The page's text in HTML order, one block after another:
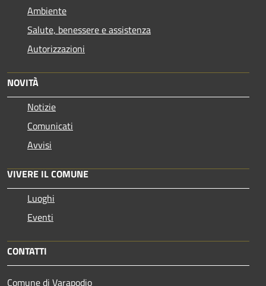
Ambiente
Salute, benessere e assistenza
Autorizzazioni
NOVITÀ
Notizie
Comunicati
Avvisi
VIVERE IL COMUNE
Luoghi
Eventi
CONTATTI
Comune di Varapodio